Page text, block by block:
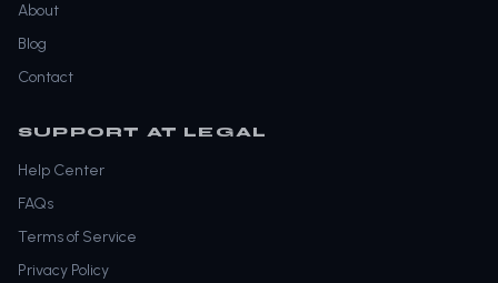
About
Blog
Contact
SUPPORT AT LEGAL
Help Center
FAQs
Terms of Service
Privacy Policy